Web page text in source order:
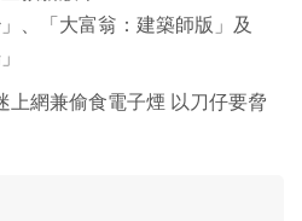
、「大富翁：建築師版」及
上網兼偷食電子煙 以刀仔要脅